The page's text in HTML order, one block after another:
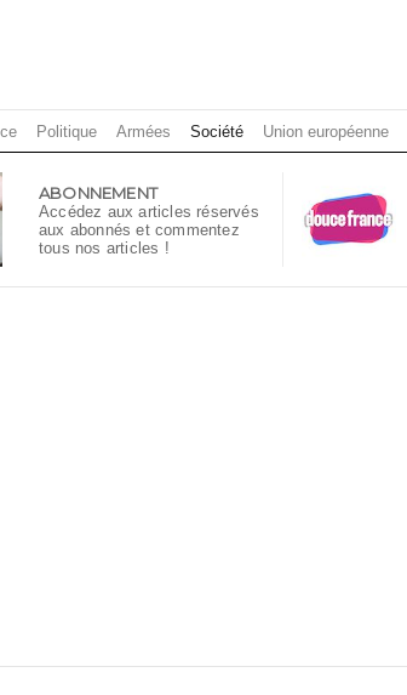
Politique Armées Société Union européenne
ABONNEMENT
Accédez aux articles réservés
aux abonnés et commentez
tous nos articles !